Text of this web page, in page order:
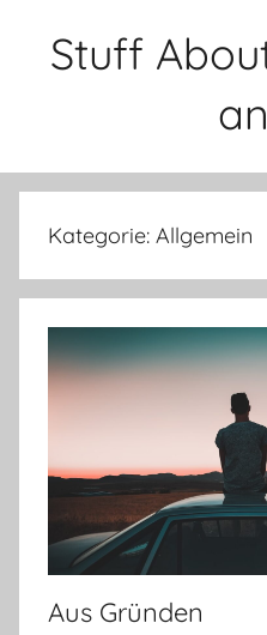
Stuff
Kategorie: Allgemein
Aus Gründen